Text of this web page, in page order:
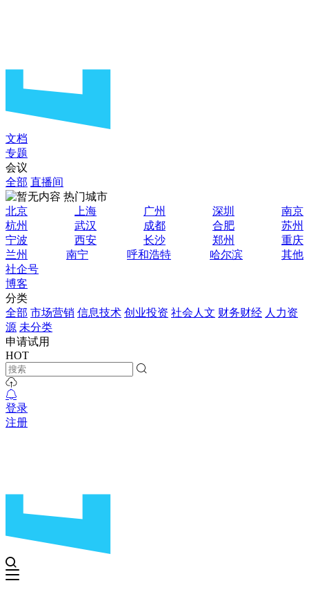
文档
专题
会议
全部 直播间
热门城市
北京
上海 广州 深圳
南京
杭州
武汉 成都 合肥
苏州
宁波
西安 长沙 郑州
重庆
兰州
南宁 呼和浩特 哈尔滨
其他
社企号
博客
分类
全部 市场营销 信息技术 创业投资 社会人文 财务财经 人力资
源 未分类
申请试用
HOT
登录
注册